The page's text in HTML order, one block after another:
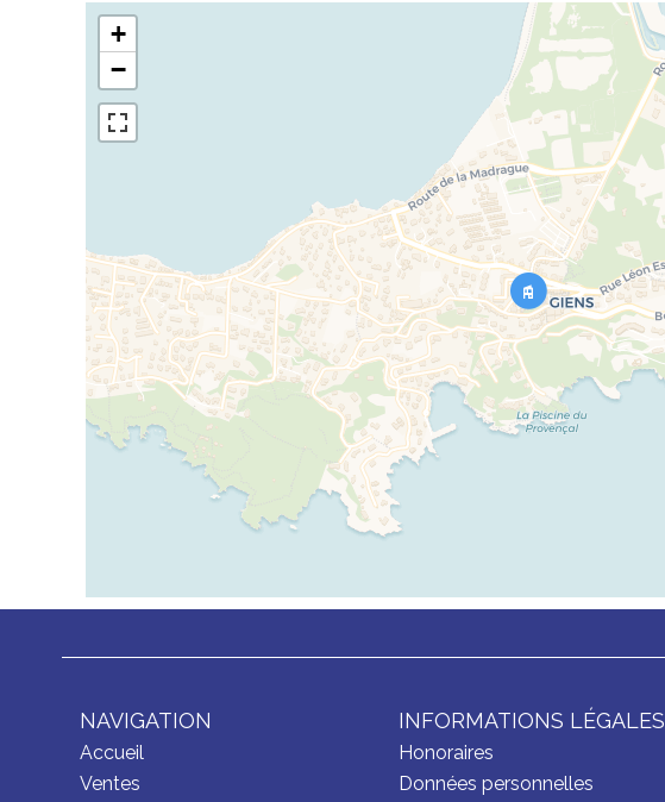
+
−
NAVIGATION
Accueil
Ventes
INFORMATIONS LÉGALES
Honoraires
Données personnelles